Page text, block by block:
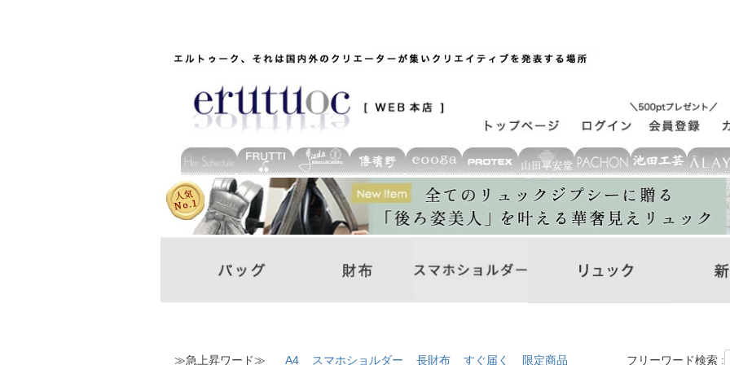
≫急上昇ワード≫ A4 スマホショルダー 長財布 すぐ届く 限定商品 フリーワード検索 :